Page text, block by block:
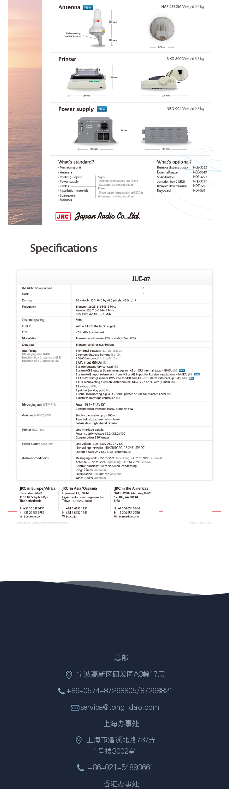
总部
宁波高新区研发园A3幢17层
+86-0574-87268805/87268821
service@tong-dao.com
上海办事处
上海市漕溪北路737弄
1号楼3002室
+86-021-54893661
香港办事处